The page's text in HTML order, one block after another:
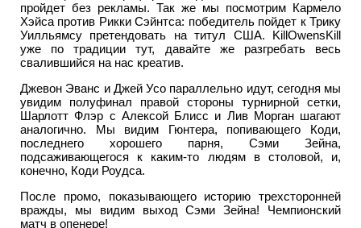
пройдет без рекламы. Так же мы посмотрим Кармело
Хэйса против Рикки Сэйнтса: победитель пойдет к Трику
Уилльямсу претендовать на титул США. KillOwensKill
уже по традиции тут, давайте же разгребать весь
свалившийся на нас креатив.
Джевон Эванс и Джей Усо параллельно идут, сегодня мы
увидим полуфинал правой стороны турнирной сетки,
Шарлотт Флэр с Алексой Блисс и Лив Морган шагают
аналогично. Мы видим Гюнтера, попивающего Коди,
последнего хорошего парня, Сэми Зейна,
подсаживающегося к каким-то людям в столовой, и,
конечно, Коди Роудса.
После промо, показывающего историю трехсторонней
вражды, мы видим выход Сэми Зейна! Чемпионский
матч в опенере!